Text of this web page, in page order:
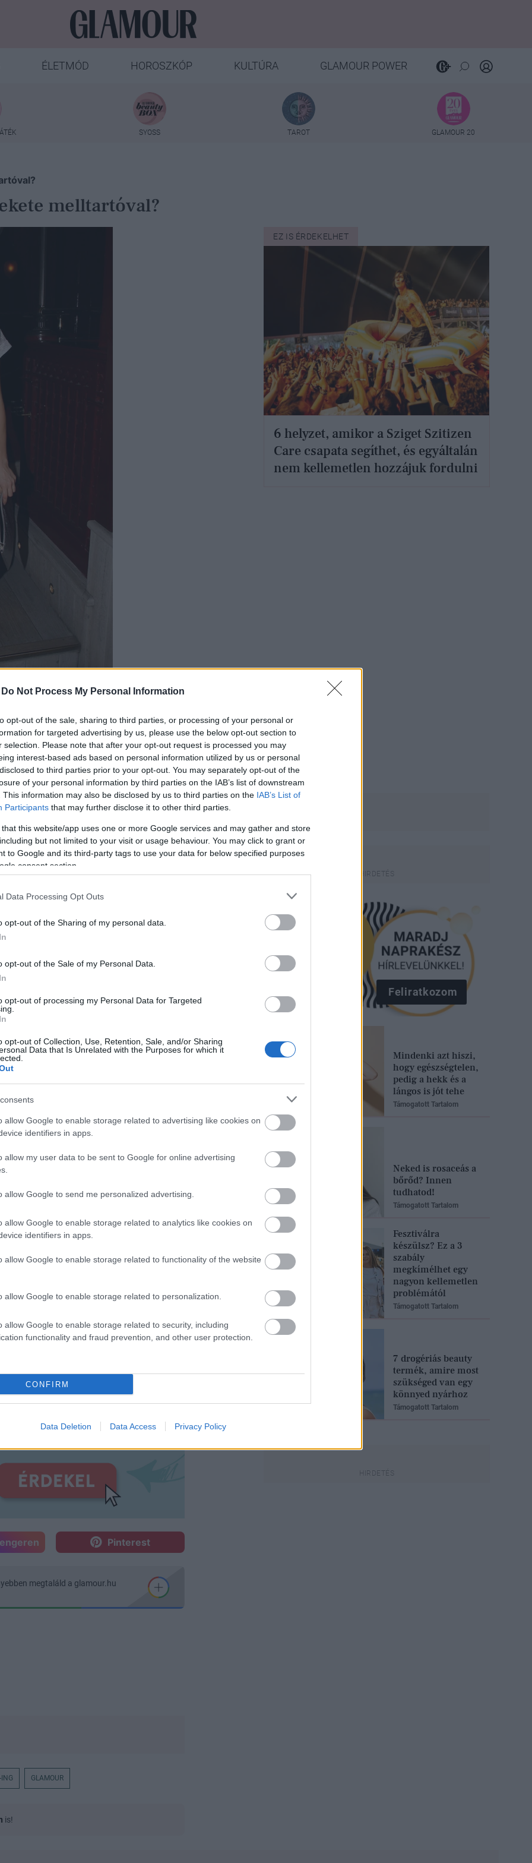
Do Not Process My Personal Information
opt-out of the sale, sharing to third parties, or processing of your personal or
for targeted advertising by us, please use the below opt-out section to
selection. Please note that after your opt-out request is processed you may
interest-based ads based on personal information utilized by us or personal
to third parties prior to your opt-out. You may separately opt-out of the
of your personal information by third parties on the IAB’s list of downstream
This information may also be disclosed by us to third parties on the IAB’s List of
Participants that may further disclose it to other third parties.
that this website/app uses one or more Google services and may gather and store
but not limited to your visit or usage behaviour. You may click to grant or
to Google and its third-party tags to use your data for below specified purposes
consent section.
Data Processing Opt Outs
opt-out of the Sharing of my personal data.
opt-out of the Sale of my Personal Data.
opt-out of processing my Personal Data for Targeted
opt-out of Collection, Use, Retention, Sale, and/or Sharing
Data that Is Unrelated with the Purposes for which it
allow Google to enable storage related to advertising like cookies on
identifiers in apps.
allow my user data to be sent to Google for online advertising
allow Google to send me personalized advertising.
allow Google to enable storage related to analytics like cookies on
identifiers in apps.
allow Google to enable storage related to functionality of the website
allow Google to enable storage related to personalization.
allow Google to enable storage related to security, including
functionality and fraud prevention, and other user protection.
CONFIRM
Data Deletion Data Access Privacy Policy
ÉLETMÓD HOROSZKÓP KULTÚRA GLAMOUR POWER
SYOSS TAROT GLAMOUR 20
melltartóval?
EZ IS ÉRDEKELHET
6 helyzet, amikor a Sziget Szitizen
Care csapata segíthet, és egyáltalán
nem kellemetlen hozzájuk fordulni
benne lévő információk elavultak
fehér ingben, amihez fekete
fekete melltartójára tudtunk
illik, jól néz ki?
hogy is van ez a fehér ing,
"Alapvetően azt mondanám, hogy
sem, a legpraktikusabb választás a
magára vonja a figyelmet, és
nem tud érvényesülni a szabása, és
azonban kifejezetten hatásos,
fekete melltartót a sztár, ami a
esetekben be lehet vállalni, persze
a stílusvizsgán!
Pinterest
megtaláld a glamour.hu
ING GLAMOUR
is!
Feliratkozom
Mindenki azt hiszi,
hogy egészségtelen,
pedig a hekk és a
lángos is jót tehe
Támogatott Tartalom
Neked is rosaceás a
bőrőd? Innen
tudhatod!
Támogatott Tartalom
Fesztiválra
készülsz? Ez a 3
szabály
megkímélhet egy
nagyon kellemetlen
problémától
Támogatott Tartalom
7 drogériás beauty
termék, amire most
szükséged van egy
könnyed nyárhoz
Támogatott Tartalom